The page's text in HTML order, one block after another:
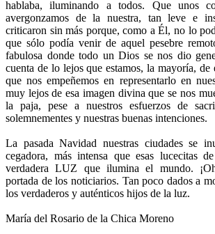
hablaba, iluminando a todos. Que unos
avergonzamos de la nuestra, tan leve e
criticaron sin más porque, como a Él, no lo
que sólo podía venir de aquel pesebre
fabulosa donde todo un Dios se nos dio
cuenta de lo lejos que estamos, la mayoría, de
que nos empeñemos en representarlo en
muy lejos de esa imagen divina que se nos
la paja, pese a nuestros esfuerzos de
solemnementes y nuestras buenas intenciones.
La pasada Navidad nuestras ciudades se
cegadora, más intensa que esas lucecitas
verdadera LUZ que ilumina el mundo.
portada de los noticiarios. Tan poco dados a
los verdaderos y auténticos hijos de la luz.
María del Rosario de la Chica Moreno